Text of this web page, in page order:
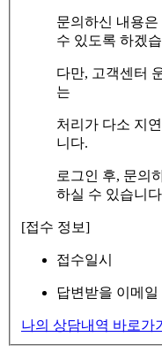
문의하신 내용
수 있도록 하겠
다만, 고객센터
는
처리가 다소 지
니다.
로그인 후, 문의
하실 수 있습니
[접수 정보]
접수일시
답변받을 이메일
나의 상담내역 바로가기